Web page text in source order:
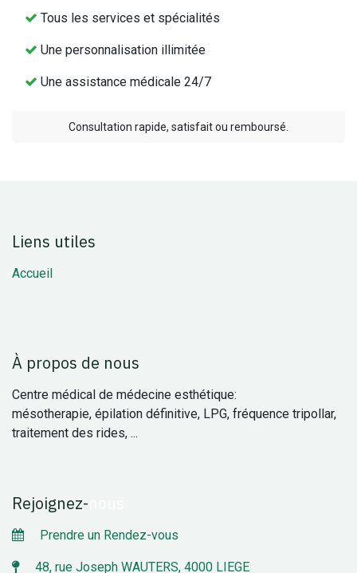
Tous les services et spécialités
Une personnalisation illimitée
Une assistance médicale 24/7
Consultation rapide, satisfait ou remboursé.
Liens utiles
Accueil
À propos de nous
Centre médical de médecine esthétique:
mésotherapie, épilation définitive, LPG, fréquence tripollar,
traitement des rides, ...
Rejoignez-
Prendre un Rendez-vous
48, rue Joseph WAUTERS, 4000 LIEGE